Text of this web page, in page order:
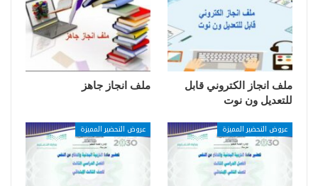
ملف انجاز الكتروني قابل
للتعديل ون نوت
ملف انجاز جاهز
عروض التحضير المميزة عروض التحضير المميزة